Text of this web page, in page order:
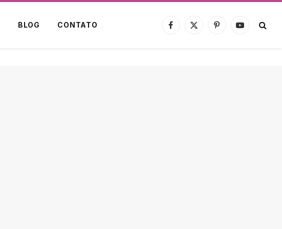
BLOG CONTATO
Facebook
X
PinterestYouTube